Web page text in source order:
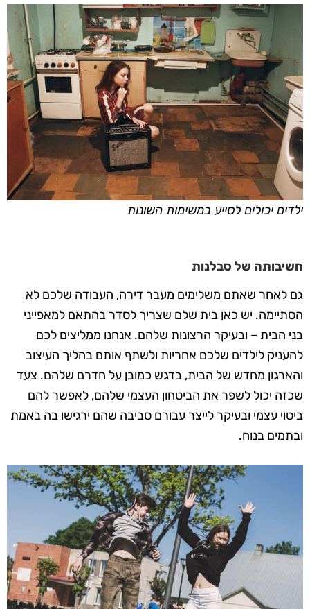
ילדים יכולים לסייע במשימות השונות
חשיבותה של סבלנות
גם לאחר שאתם משלימים מעבר דירה, העבודה שלכם לא
הסתיימה. יש כאן בית שלם שצריך לסדר בהתאם למאפייני
בני הבית – ובעיקר הרצונות שלהם. אנחנו ממליצים לכם
להעניק לילדים שלכם אחריות ולשתף אותם בהליך העיצוב
והארגון מחדש של הבית, בדגש כמובן על חדרם שלהם. צעד
שכזה יכול לשפר את הביטחון העצמי שלהם, לאפשר להם
ביטוי עצמי ובעיקר לייצר עבורם סביבה שהם ירגישו בה באמת
ובתמים בנוח.